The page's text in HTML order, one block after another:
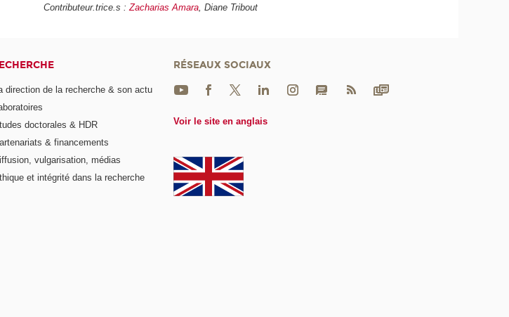
Contributeur.trice.s :Zacharias Amara, Diane Tribout
direction de la recherche & son actu
doctorales & HDR
& financements
vulgarisation, médias
et intégrité dans la recherche
RÉSEAUX SOCIAUX
Voir le site en anglais